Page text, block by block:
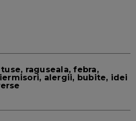
raguseala, febra,
alergii, bubite, idei